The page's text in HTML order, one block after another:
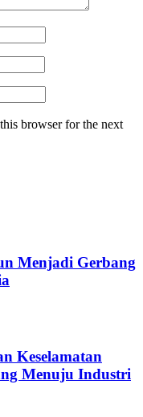
browser for the next
Menjadi Gerbang
Keselamatan
Menuju Industri